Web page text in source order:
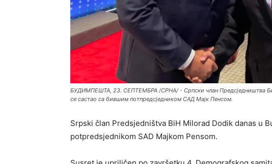
БУДИМПЕШТА, 23. СЕПТЕМБРА /СРНА/ - Српски члан Предсједништва
се састао са бившим потпредсједником САД Мајк Пенсом.
Srpski član Predsjedništva BiH Milorad Dodik danas u
potpredsjednikom SAD Majkom Pensom.